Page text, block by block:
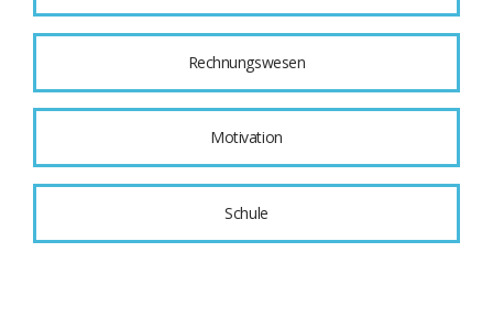
Rechnungswesen
Motivation
Schule